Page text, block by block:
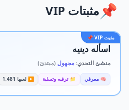
📌 مثبتات VIP
مثبت VIP 📌
اسأله دينيه
منشئ التحدي:مجهول (مبتدئ)
🧠 معرفي 📁 ترفيه وتسلية ▶️ لعبها 1,481